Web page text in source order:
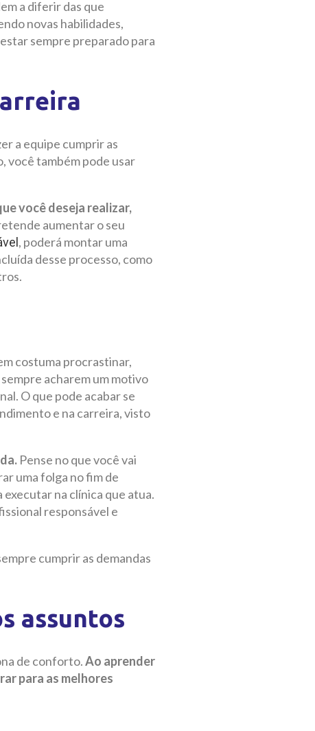
a diferir das que
novas habilidades,
sempre preparado para
a equipe cumprir as
você também pode usar
você deseja realizar,
aumentar o seu
, poderá montar uma
desse processo, como
costuma procrastinar,
acharem um motivo
O que pode acabar se
e na carreira, visto
Pense no que você vai
uma folga no fim de
executar na clínica que atua.
responsável e
cumprir as demandas
assuntos
de conforto.Ao aprender
para as melhores